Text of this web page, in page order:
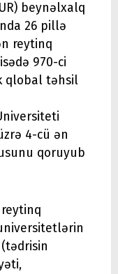
beynəlxalq
26 pillə
reytinq
970-ci
qlobal təhsil
4-cü ən
qoruyub